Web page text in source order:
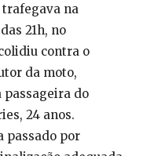
trafegava na
21h, no
contra o
da moto,
passageira do
24 anos.
passado por